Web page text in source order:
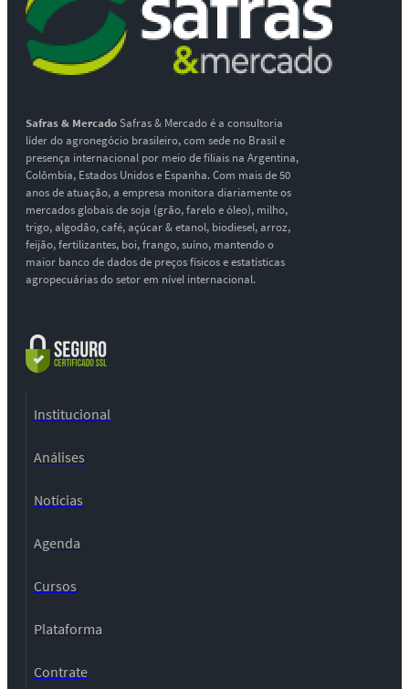
Safras & MercadoSafras & Mercado é a consultoria
líder do agronegócio brasileiro, com sede no Brasil e
presença internacional por meio de filiais na Argentina,
Colômbia, Estados Unidos e Espanha. Com mais de 50
anos de atuação, a empresa monitora diariamente os
mercados globais de soja (grão, farelo e óleo), milho,
trigo, algodão, café, açúcar & etanol, biodiesel, arroz,
feijão, fertilizantes, boi, frango, suíno, mantendo o
maior banco de dados de preços físicos e estatísticas
agropecuárias do setor em nível internacional.
Institucional
Análises
Notícias
Agenda
Cursos
Plataforma
Contrate